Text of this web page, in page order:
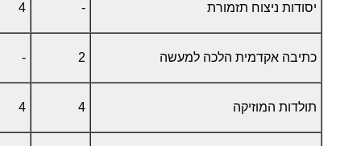
יסודות ניצוח תזמורת -
4
כתיבה אקדמית הלכה למעשה 2
-
תולדות המוזיקה 4
4